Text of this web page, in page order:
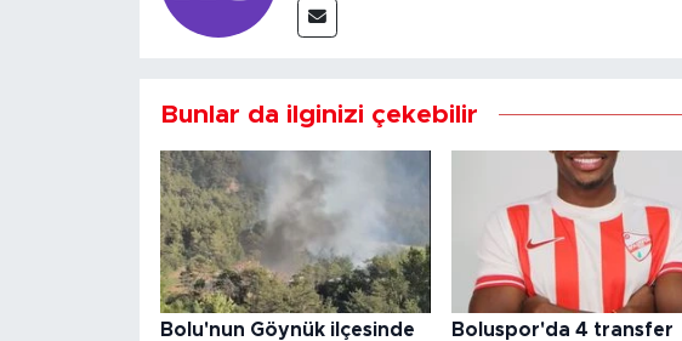
Bunlar da ilginizi çekebilir
Bolu'nun Göynük ilçesinde
Boluspor'da 4 transfer